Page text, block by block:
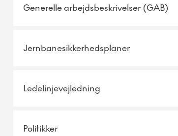
Generelle arbejdsbeskrivelser (GAB)
Jernbanesikkerhedsplaner
Ledelinjevejledning
Politikker